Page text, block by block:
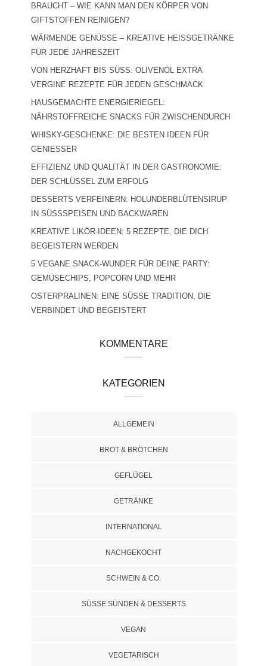
BRAUCHT – WIE KANN MAN DEN KÖRPER VON
GIFTSTOFFEN REINIGEN?
WÄRMENDE GENÜSSE – KREATIVE HEISSGETRÄNKE F
ÜR JEDE JAHRESZEIT
VON HERZHAFT BIS SÜSS: OLIVENÖL EXTRA V
ERGINE REZEPTE FÜR JEDEN GESCHMACK
HAUSGEMACHTE ENERGIERIEGEL:
NÄHRSTOFFREICHE SNACKS FÜR ZWISCHENDURCH
WHISKY-GESCHENKE: DIE BESTEN IDEEN FÜR
GENIESSER
EFFIZIENZ UND QUALITÄT IN DER GASTRONOMIE:
DER SCHLÜSSEL ZUM ERFOLG
DESSERTS VERFEINERN: HOLUNDERBLÜTENSIRUP
IN SÜSSSPEISEN UND BACKWAREN
KREATIVE LIKÖR-IDEEN: 5 REZEPTE, DIE DICH
BEGEISTERN WERDEN
5 VEGANE SNACK-WUNDER FÜR DEINE PARTY:
GEMÜSECHIPS, POPCORN UND MEHR
OSTERPRALINEN: EINE SÜSSE TRADITION, DIE V
ERBINDET UND BEGEISTERT
KOMMENTARE
KATEGORIEN
ALLGEMEIN
BROT & BRÖTCHEN
GEFLÜGEL
GETRÄNKE
INTERNATIONAL
NACHGEKOCHT
SCHWEIN & CO.
SÜSSE SÜNDEN & DESSERTS
VEGAN
VEGETARISCH